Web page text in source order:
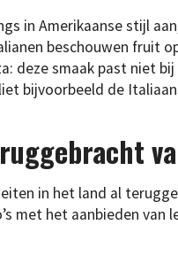
in Amerikaanse stijl
beschouwen fruit
deze smaak past niet
bijvoorbeeld de
in het land al
met het aanbieden van